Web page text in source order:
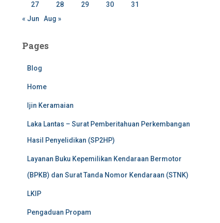
27 28 29 30
31
« Jun
Aug »
Pages
Blog
Home
Ijin Keramaian
Laka Lantas – Surat Pemberitahuan Perkembangan
Hasil Penyelidikan (SP2HP)
Layanan Buku Kepemilikan Kendaraan Bermotor
(BPKB) dan Surat Tanda Nomor Kendaraan (STNK)
LKIP
Pengaduan Propam